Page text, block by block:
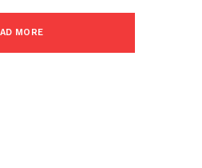
MORE